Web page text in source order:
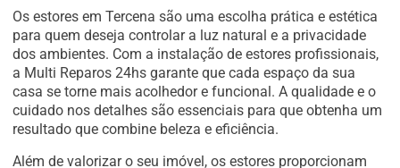
Os estores em Tercena são uma escolha prática e estética
para quem deseja controlar a luz natural e a privacidade
dos ambientes. Com a instalação de estores profissionais,
a Multi Reparos 24hs garante que cada espaço da sua
casa se torne mais acolhedor e funcional. A qualidade e o
cuidado nos detalhes são essenciais para que obtenha um
resultado que combine beleza e eficiência.
Além de valorizar o seu imóvel, os estores proporcionam